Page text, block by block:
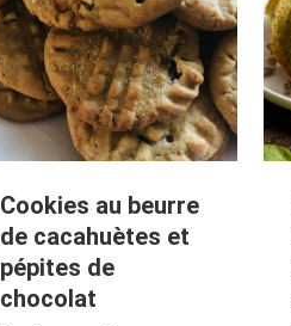
Cookies au beurre
de cacahuètes et
pépites de
chocolat